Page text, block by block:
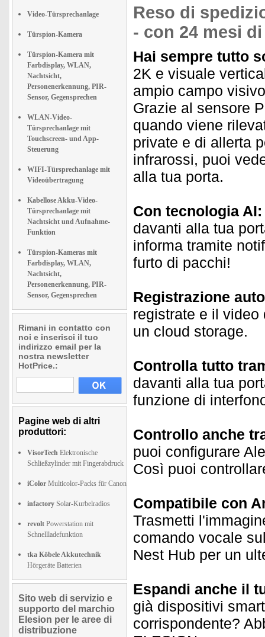
Video-Türsprechanlage
Türspion-Kamera
Türspion-Kamera mit
Farbdisplay, WLAN,
Nachtsicht,
Personenerkennung, PIR-
Sensor, Gegensprechen
WLAN-Video-
Türsprechanlage mit
Touchscreen- und App-
Steuerung
WIFI-Türsprechanlage mit
Videoübertragung
Kabellose Akku-Video-
Türsprechanlage mit
Nachtsicht und Aufnahme-
Funktion
Türspion-Kameras mit
Farbdisplay, WLAN,
Nachtsicht,
Personenerkennung, PIR-
Sensor, Gegensprechen
Rimani in contatto con
noi e inserisci il tuo
indirizzo email per la
nostra newsletter
HotPrice.:
Pagine web di altri
produttori:
VisorTech Elektronische
Schließzylinder mit Fingerabdruck
iColor Multicolor-Packs für Canon
infactory Solar-Kurbelradios
revolt Powerstation mit
Schnellladefunktion
tka Köbele Akkutechnik
Hörgeräte Batterien
Sito web di servizio e
supporto del marchio
Elesion per le aree di
distribuzione
Reso di
- con 24 mesi
Hai sempre tutto
2K e visuale
ampio campo
Grazie al sensore
quando viene
private e di allerta
infrarossi, puoi
alla tua porta.
Con tecnologia AI:
davanti alla tua
informa tramite
furto di pacchi!
Registrazione
registrate e il
un cloud storage.
Controlla tutto
davanti alla tua
funzione di
Controllo anche
puoi configurare
Così puoi
Compatibile con
Trasmetti
comando vocale
Nest Hub per un
Espandi anche il
già dispositivi
corrispondente?